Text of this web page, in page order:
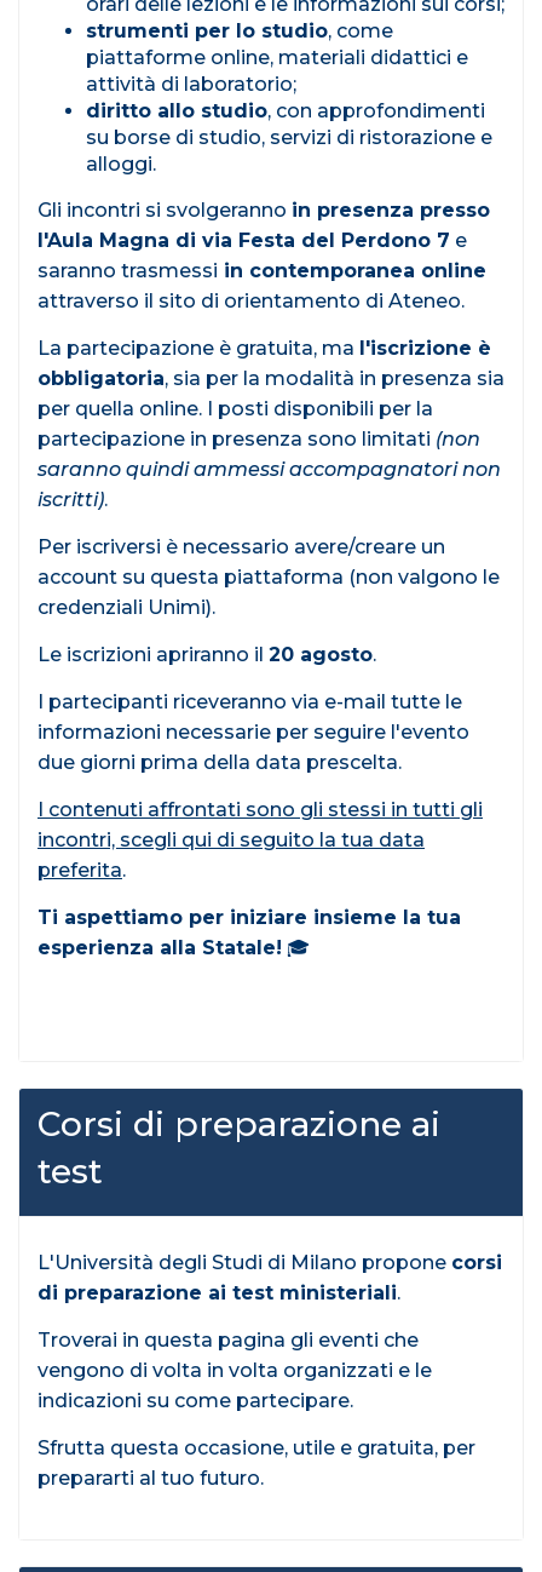
strumenti per lo studio, come
piattaforme online, materiali didattici e
attività di laboratorio;
diritto allo studio, con approfondimenti
su borse di studio, servizi di ristorazione e
alloggi.
Gli incontri si svolgeranno in presenza presso
l'Aula Magna di via Festa del Perdono 7 e
saranno trasmessi in contemporanea online
attraverso il sito di orientamento di Ateneo.
La partecipazione è gratuita, ma l'iscrizione è
obbligatoria, sia per la modalità in presenza sia
per quella online. I posti disponibili per la
partecipazione in presenza sono limitati (non
saranno quindi ammessi accompagnatori non
iscritti).
Per iscriversi è necessario avere/creare un
account su questa piattaforma (non valgono le
credenziali Unimi).
Le iscrizioni apriranno il 20 agosto.
I partecipanti riceveranno via e-mail tutte le
informazioni necessarie per seguire l'evento
due giorni prima della data prescelta.
I contenuti affrontati sono gli stessi in tutti gli
incontri, scegli qui di seguito la tua data
preferita.
Ti aspettiamo per iniziare insieme la tua
esperienza alla Statale! 🎓
Corsi di preparazione ai
test
L'Università degli Studi di Milano propone corsi
di preparazione ai test ministeriali.
Troverai in questa pagina gli eventi che
vengono di volta in volta organizzati e le
indicazioni su come partecipare.
Sfrutta questa occasione, utile e gratuita, per
prepararti al tuo futuro.